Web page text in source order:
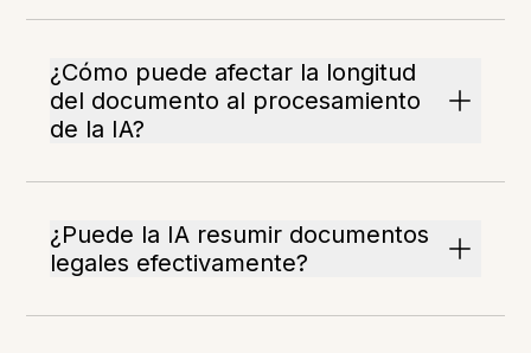
¿Cómo puede afectar la longitud
del documento al procesamiento
de la IA?
¿Puede la IA resumir documentos
legales efectivamente?